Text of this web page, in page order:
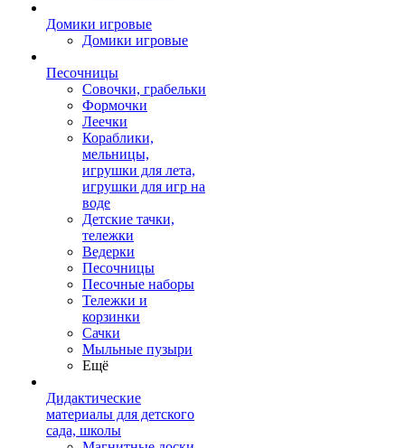
Домики игровые
Домики игровые
Песочницы
Совочки, грабельки
Формочки
Леечки
Кораблики,
мельницы,
игрушки для лета,
игрушки для игр на
воде
Детские тачки,
тележки
Ведерки
Песочницы
Песочные наборы
Тележки и
корзинки
Сачки
Мыльные пузыри
Ещё
Дидактические
материалы для детского
сада, школы